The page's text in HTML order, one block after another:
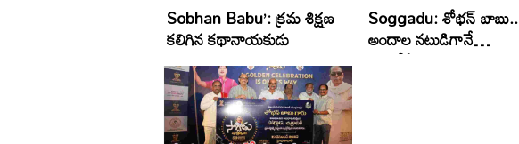
Sobhan Babu’: క్రమ శిక్షణ
కలిగిన కథానాయకుడు
Soggadu: శోభన్ బాబు..
అందాల నటుడిగానే
ఉండిపోతాను అన్నారు